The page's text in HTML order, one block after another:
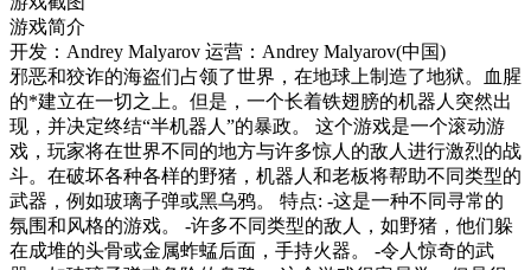
游戏简介
开发：Andrey Malyarov 运营：Andrey Malyarov(中国)
邪恶和狡诈的海盗们占领了世界，在地球上制造了地狱。血腥
的*建立在一切之上。但是，一个长着铁翅膀的机器人突然出
现，并决定终结“半机器人”的暴政。 这个游戏是一个滚动游
戏，玩家将在世界不同的地方与许多惊人的敌人进行激烈的战
斗。在破坏各种各样的野猪，机器人和老板将帮助不同类型的
武器，例如玻璃子弹或黑乌鸦。 特点: -这是一种不同寻常的
氛围和风格的游戏。 -许多不同类型的敌人，如野猪，他们躲
在成堆的头骨或金属蚱蜢后面，手持火器。 -令人惊奇的武